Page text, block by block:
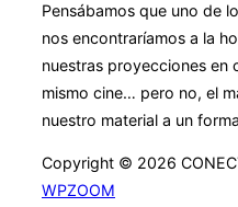
Pensábamos que uno de
nos encontraríamos a la
nuestras proyecciones en
mismo cine… pero no, el
nuestro material a un
Copyright © 2026
WPZOOM